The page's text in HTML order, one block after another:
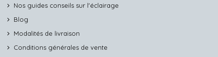
Nos guides conseils sur l'éclairage
Blog
Modalités de livraison
Conditions générales de vente